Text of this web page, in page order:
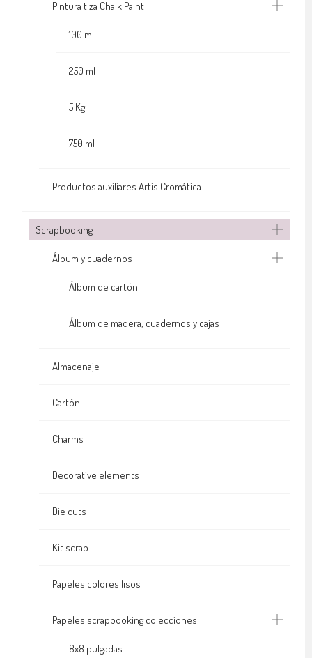
Pintura tiza Chalk Paint
100 ml
250 ml
5 Kg
750 ml
Productos auxiliares Artis Cromática
Scrapbooking
Álbum y cuadernos
Álbum de cartón
Álbum de madera, cuadernos y cajas
Almacenaje
Cartón
Charms
Decorative elements
Die cuts
Kit scrap
Papeles colores lisos
Papeles scrapbooking colecciones
8x8 pulgadas